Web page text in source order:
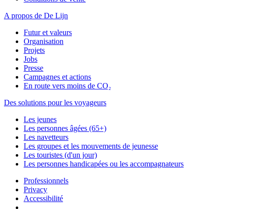
A propos de De Lijn
Futur et valeurs
Organisation
Projets
Jobs
Presse
Campagnes et actions
En route vers moins de CO₂
Des solutions pour les voyageurs
Les jeunes
Les personnes âgées (65+)
Les navetteurs
Les groupes et les mouvements de jeunesse
Les touristes (d'un jour)
Les personnes handicapées ou les accompagnateurs
Professionnels
Privacy
Accessibilité